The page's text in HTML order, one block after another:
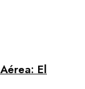
El